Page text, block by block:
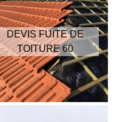
DEVIS FUITE DE
TOITURE 60